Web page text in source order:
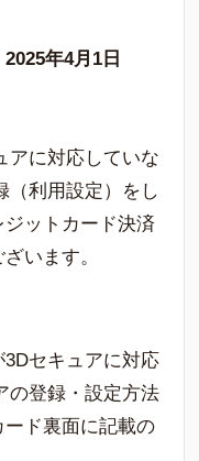
年4月1日
アに対応していな
（利用設定）をし
ットカード決済
います。
3Dセキュアに対応
の登録・設定方法
ド裏面に記載の